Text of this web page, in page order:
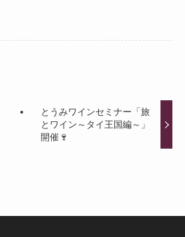
とうみワインセミナー「旅
とワイン～タイ王国編～」
開催🍷